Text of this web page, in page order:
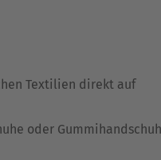
Textilien direkt auf
oder